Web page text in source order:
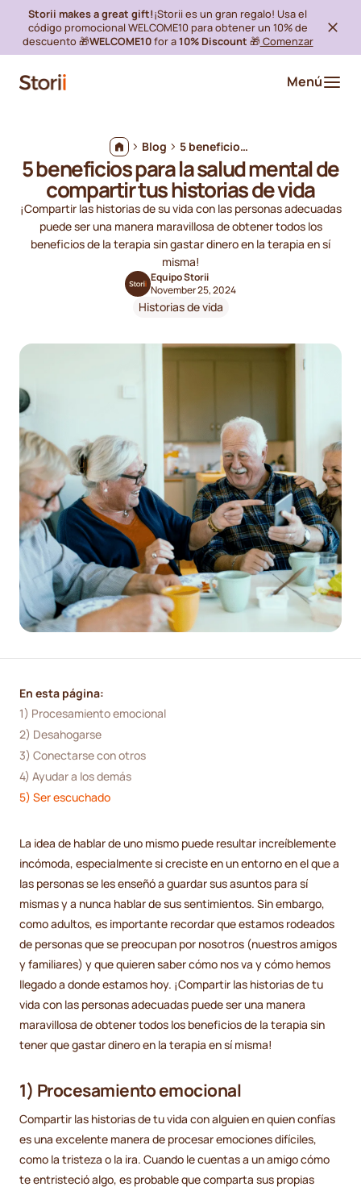
Storii makes a great gift!¡Storii es un gran regalo! Usa el
código promocional WELCOME10 para obtener un 10% de
descuento 🎁WELCOME10for a10% Discount 🎁 Comenzar
Menú
Blog 5 beneficios para la salud mental de compartir tus historias de vida
5 beneficios para la salud mental de
compartir tus historias de vida
¡Compartir las historias de su vida con las personas adecuadas
puede ser una manera maravillosa de obtener todos los
beneficios de la terapia sin gastar dinero en la terapia en sí
misma!
Equipo Storii
November 25, 2024
Historias de vida
En esta página:
1) Procesamiento emocional
2) Desahogarse
3) Conectarse con otros
4) Ayudar a los demás
5) Ser escuchado
La idea de hablar de uno mismo puede resultar increíblemente
incómoda, especialmente si creciste en un entorno en el que a
las personas se les enseñó a guardar sus asuntos para sí
mismas y a nunca hablar de sus sentimientos. Sin embargo,
como adultos, es importante recordar que estamos rodeados
de personas que se preocupan por nosotros (nuestros amigos
y familiares) y que quieren saber cómo nos va y cómo hemos
llegado a donde estamos hoy. ¡Compartir las historias de tu
vida con las personas adecuadas puede ser una manera
maravillosa de obtener todos los beneficios de la terapia sin
tener que gastar dinero en la terapia en sí misma!
1) Procesamiento emocional
Compartir las historias de tu vida con alguien en quien confías
es una excelente manera de procesar emociones difíciles,
como la tristeza o la ira. Cuando le cuentas a un amigo cómo
te entristeció algo, es probable que comparta sus propias